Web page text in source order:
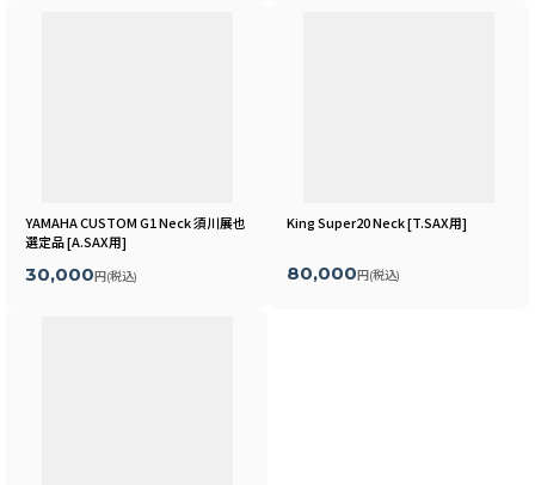
YAMAHA CUSTOM G1 Neck 須川展也
選定品[A.SAX用]
30,000 円 (税込)
King Super20 Neck[T.SAX用]
80,000 円 (税込)